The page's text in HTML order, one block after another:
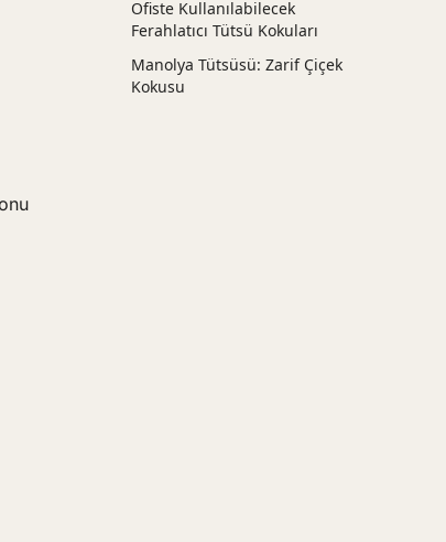
Ofiste Kullanılabilecek
Ferahlatıcı Tütsü Kokuları
Manolya Tütsüsü: Zarif Çiçek
Kokusu